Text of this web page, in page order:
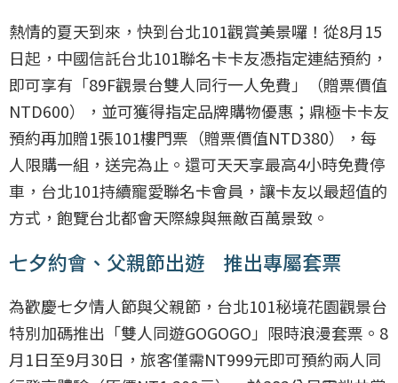
熱情的夏天到來，快到台北101觀賞美景囉！從8月15
日起，中國信託台北101聯名卡卡友憑指定連結預約，
即可享有「89F觀景台雙人同行一人免費」（贈票價值
NTD600），並可獲得指定品牌購物優惠；鼎極卡卡友
預約再加贈1張101樓門票（贈票價值NTD380），每
人限購一組，送完為止。還可天天享最高4小時免費停
車，台北101持續寵愛聯名卡會員，讓卡友以最超值的
方式，飽覽台北都會天際線與無敵百萬景致。
七夕約會、父親節出遊 推出專屬套票
為歡慶七夕情人節與父親節，台北101秘境花園觀景台
特別加碼推出「雙人同遊GOGOGO」限時浪漫套票。8
月1日至9月30日，旅客僅需NT999元即可預約兩人同